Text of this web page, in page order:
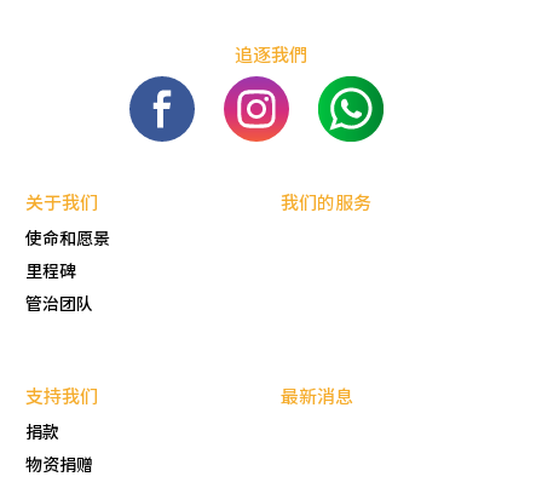
追逐我們
关于我们
使命和愿景
里程碑
管治团队
我们的服务
支持我们
捐款
物资捐赠
最新消息